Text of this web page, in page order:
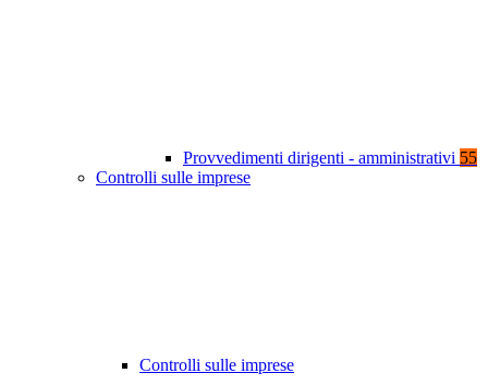
Provvedimenti dirigenti - amministrativi 55
Controlli sulle imprese
Controlli sulle imprese